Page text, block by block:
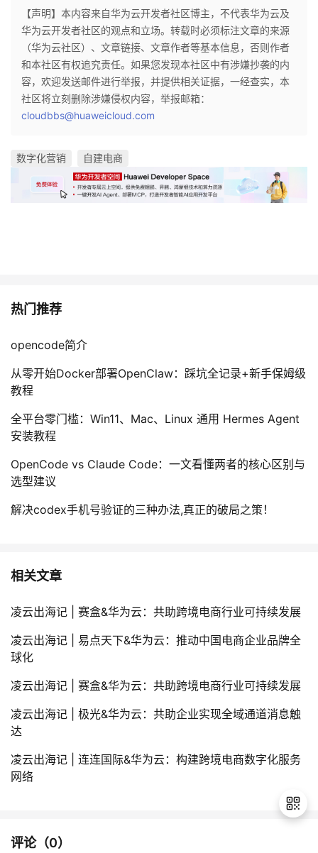
【声明】本内容来自华为云开发者社区博主，不代表华为云及
华为云开发者社区的观点和立场。转载时必须标注文章的来源
（华为云社区）、文章链接、文章作者等基本信息，否则作者
和本社区有权追究责任。如果您发现本社区中有涉嫌抄袭的内
容，欢迎发送邮件进行举报，并提供相关证据，一经查实，本
社区将立刻删除涉嫌侵权内容，举报邮箱：
cloudbbs@huaweicloud.com
数字化营销 自建电商
热门推荐
opencode简介
从零开始Docker部署OpenClaw：踩坑全记录+新手保姆级
教程
全平台零门槛：Win11、Mac、Linux 通用 Hermes Agent
安装教程
OpenCode vs Claude Code：一文看懂两者的核心区别与
选型建议
解决codex手机号验证的三种办法,真正的破局之策！
相关文章
凌云出海记 | 赛盒&华为云：共助跨境电商行业可持续发展
凌云出海记 | 易点天下&华为云：推动中国电商企业品牌全
球化
凌云出海记 | 赛盒&华为云：共助跨境电商行业可持续发展
凌云出海记 | 极光&华为云：共助企业实现全域通道消息触
达
凌云出海记 | 连连国际&华为云：构建跨境电商数字化服务
网络
评论（0）